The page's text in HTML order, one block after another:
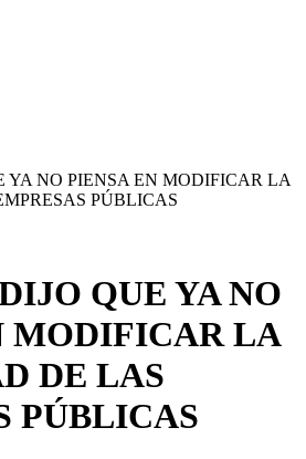
QUE YA NO
MODIFICAR LA
DE LAS
PÚBLICAS